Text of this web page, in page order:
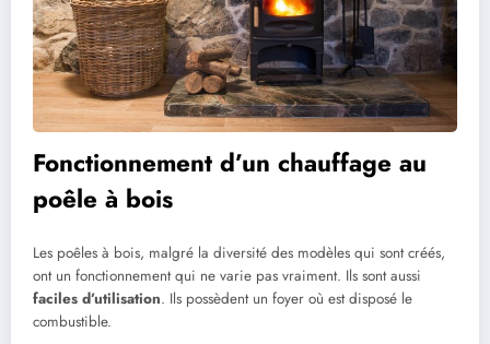
Fonctionnement d’un chauffage au
poêle à bois
Les poêles à bois, malgré la diversité des modèles qui sont créés,
ont un fonctionnement qui ne varie pas vraiment. Ils sont aussi
faciles d’utilisation. Ils possèdent un foyer où est disposé le
combustible.